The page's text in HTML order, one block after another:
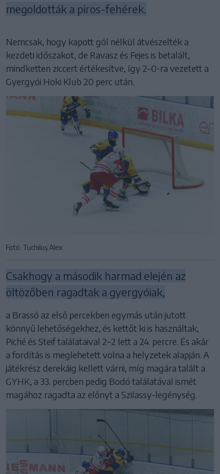
megoldották a piros-fehérek.
Nemcsak, hogy kapott gól nélkül átvészelték a
kezdeti időszakot, de Ravasz és Fejes is betalált,
mindketten ziccert értékesítve, így 2–0-ra vezetett a
Gyergyói Hoki Klub 20 perc után.
Fotó: Tuchiluș Alex
Csakhogy a második harmad elején az
öltözőben ragadtak a gyergyóiak,
a Brassó az első percekben egymás után jutott
könnyű lehetőségekhez, és kettőt ki is használtak,
Piché és Steif találataival 2–2 lett a 24. percre. És akár
a fordítás is meglehetett volna a helyzetek alapján. A
játékrész derekáig kellett várni, míg magára talált a
GYHK, a 33. percben pedig Bodó találatával ismét
magához ragadta az előnyt a Szilassy-legénység.